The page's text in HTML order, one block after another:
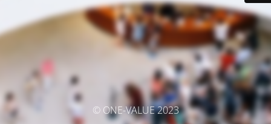
© ONE-VALUE 2023